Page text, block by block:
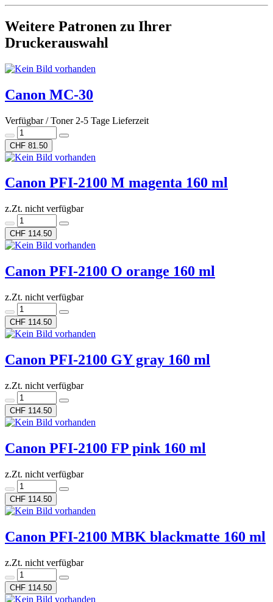
Weitere Patronen zu Ihrer
Druckerauswahl
Canon MC-30
Verfügbar / Toner 2-5 Tage Lieferzeit
CHF 81.50
Canon PFI-2100 M magenta 160 ml
z.Zt. nicht verfügbar
CHF 114.50
Canon PFI-2100 O orange 160 ml
z.Zt. nicht verfügbar
CHF 114.50
Canon PFI-2100 GY gray 160 ml
z.Zt. nicht verfügbar
CHF 114.50
Canon PFI-2100 FP pink 160 ml
z.Zt. nicht verfügbar
CHF 114.50
Canon PFI-2100 MBK blackmatte 160 ml
z.Zt. nicht verfügbar
CHF 114.50